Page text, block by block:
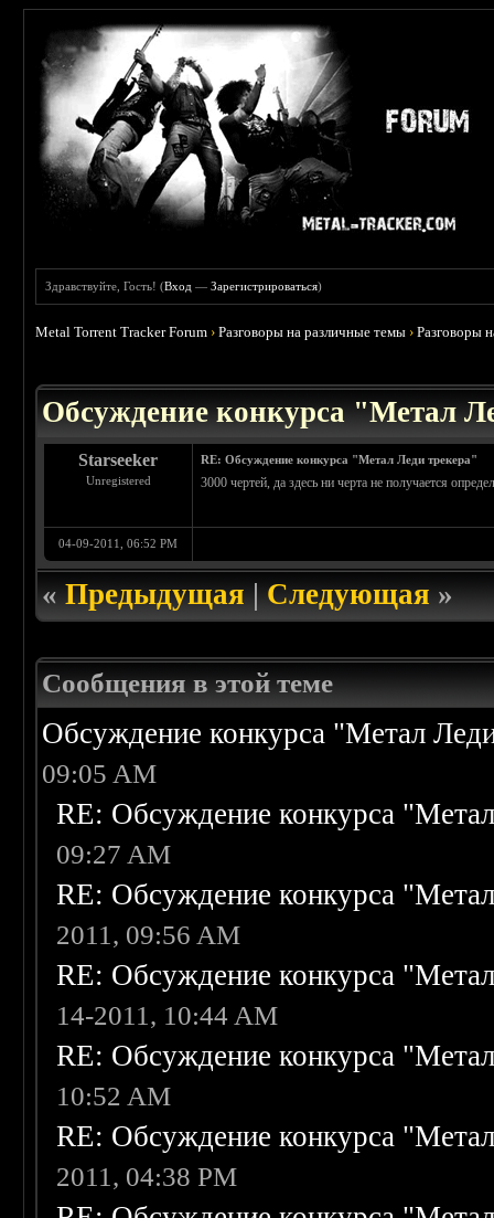
Здравствуйте, Гость! (Вход —Зарегистрироваться)
Metal Torrent Tracker Forum ›Разговоры на различные темы ›Разговоры
Обсуждение конкурса "Метал
Starseeker
Unregistered
RE: Обсуждение конкурса "Метал Леди трекера"
3000 чертей, да здесь ни черта не получается
04-09-2011, 06:52 PM
«Предыдущая|Следующая»
Сообщения в этой теме
Обсуждение конкурса "Метал
09:05 AM
RE: Обсуждение конкурса
09:27 AM
RE: Обсуждение конкурса
2011, 09:56 AM
RE: Обсуждение конкурса
14-2011, 10:44 AM
RE: Обсуждение конкурса
10:52 AM
RE: Обсуждение конкурса
2011, 04:38 PM